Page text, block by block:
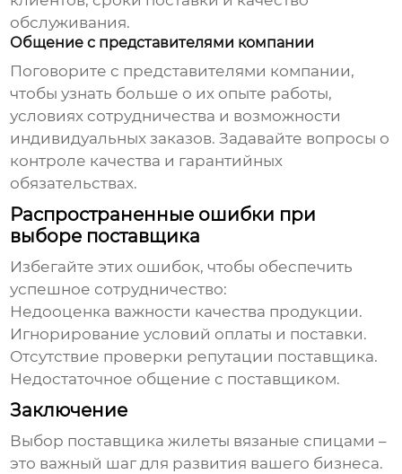
обслуживания.
Общение с представителями компании
Поговорите с представителями компании,
чтобы узнать больше о их опыте работы,
условиях сотрудничества и возможности
индивидуальных заказов. Задавайте вопросы о
контроле качества и гарантийных
обязательствах.
Распространенные ошибки при
выборе поставщика
Избегайте этих ошибок, чтобы обеспечить
успешное сотрудничество:
Недооценка важности качества продукции.
Игнорирование условий оплаты и поставки.
Отсутствие проверки репутации поставщика.
Недостаточное общение с поставщиком.
Заключение
Выбор поставщикажилеты вязаные спицами –
это важный шаг для развития вашего бизнеса.